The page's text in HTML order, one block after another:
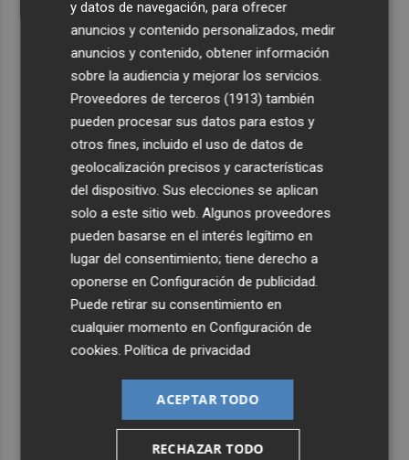
y datos de navegación, para ofrecer
anuncios y contenido personalizados, medir
anuncios y contenido, obtener información
sobre la audiencia y mejorar los servicios.
Proveedores de terceros (1913) también
pueden procesar sus datos para estos y
otros fines, incluido el uso de datos de
geolocalización precisos y características
del dispositivo. Sus elecciones se aplican
solo a este sitio web. Algunos proveedores
pueden basarse en el interés legítimo en
lugar del consentimiento; tiene derecho a
oponerse enConfiguración de publicidad
Puede retirar su consentimiento en
cualquier momento enConfiguración de
cookies .Política de privacidad
ACEPTAR TODO
RECHAZAR TODO